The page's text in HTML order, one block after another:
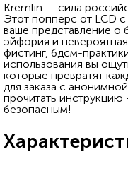
Kremlin — сила
Этот попперс от LCD
ваше представление о
эйфория и
фистинг, бдсм-
использования вы
которые превратят
для заказа с
прочитать
безопасным!